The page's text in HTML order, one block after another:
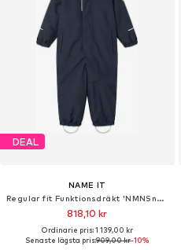
DEAL
NAME IT
Regular fit Funktionsdräkt 'NMNSnow10'
818,10 kr
Ordinarie pris: 1 139,00 kr
Senaste lägsta pris:909,00 kr-10%